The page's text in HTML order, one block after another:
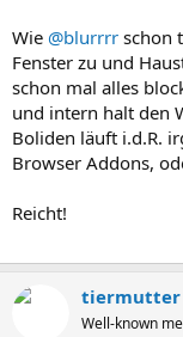
Wie @blurrrr schon
Fenster zu und
schon mal alles
und intern halt den
Boliden läuft i.d.R.
Browser Addons,
Reicht!
tiermutter
Well-known